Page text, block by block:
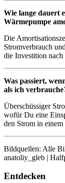
Wie lange dauert
Wärmepumpe
Die
Stromverbrauch
die Investition nach
Was passiert,
als ich
Überschüssiger
wofür Du eine
den Strom in
Bildquellen: Alle
anatoliy_gleb |
Entdecken